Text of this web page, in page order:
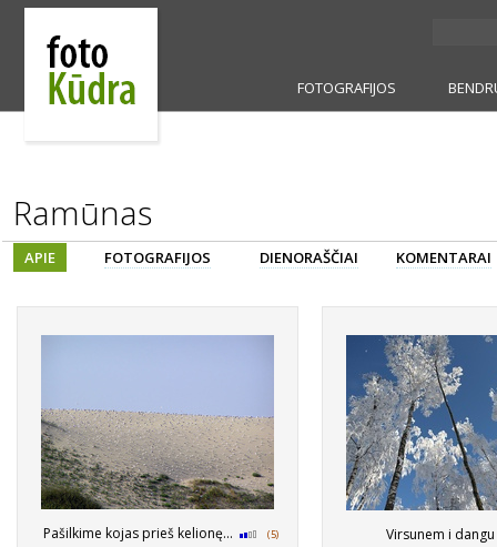
FOTOGRAFIJOS
Ramūnas
APIE FOTOGRAFIJOS DIENORAŠČIAI KOMENTARAI
Pašilkime kojas prieš kelionę... (5) Virsunem i